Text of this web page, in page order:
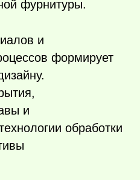
фурнитуры.
и
формирует
и
обработки